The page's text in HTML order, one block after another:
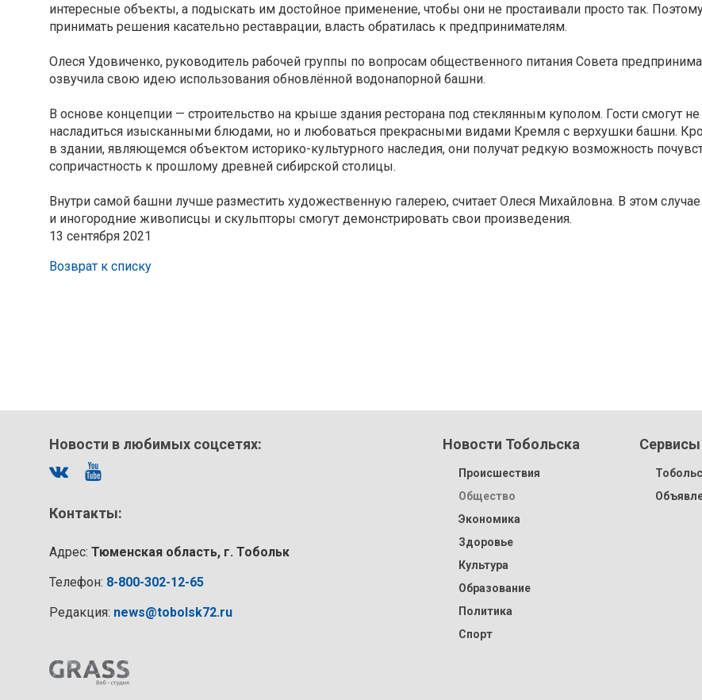
интересные объекты, а подыскать им достойное применение, чтобы они не простаивали просто так.
принимать решения касательно реставрации, власть обратилась к предпринимателям.
Олеся Удовиченко, руководитель рабочей группы по вопросам общественного питания Совета
озвучила свою идею использования обновлённой водонапорной башни.
В основе концепции — строительство на крыше здания ресторана под стеклянным куполом. Гости смогут не
насладиться изысканными блюдами, но и любоваться прекрасными видами Кремля с верхушки башни.
в здании, являющемся объектом историко-культурного наследия, они получат редкую возможность
сопричастность к прошлому древней сибирской столицы.
Внутри самой башни лучше разместить художественную галерею, считает Олеся Михайловна. В этом случае
и иногородние живописцы и скульпторы смогут демонстрировать свои произведения.
13 сентября 2021
Возврат к списку
Новости в любимых соцсетях:
Контакты:
Адрес: Тюменская область, г. Тобольк
Телефон: 8-800-302-12-65
Редакция: news@tobolsk72.ru
Новости Тобольска
Происшествия
Общество
Экономика
Здоровье
Культура
Образование
Политика
Спорт
Сервисы